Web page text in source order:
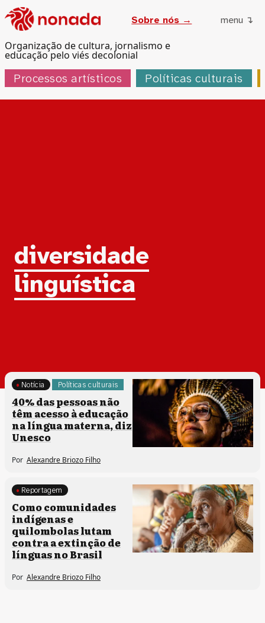
Organização de cultura, jornalismo e
educação pelo viés decolonial
Sobre nós → menu ↴
Processos artísticos Políticas culturais
Tag:
diversidade
linguística
Notícia Políticas culturais
40% das pessoas não
têm acesso à educação
na língua materna, diz
Unesco
Por Alexandre Briozo Filho
Memória e patrimônio
Reportagem
Como comunidades
indígenas e
quilombolas lutam
contra a extinção de
línguas no Brasil
Por Alexandre Briozo Filho